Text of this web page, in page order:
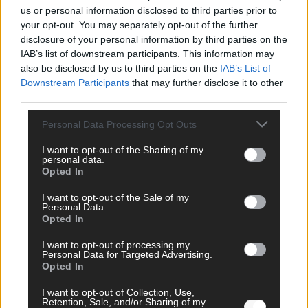
us or personal information disclosed to third parties prior to
your opt-out. You may separately opt-out of the further
disclosure of your personal information by third parties on the
IAB’s list of downstream participants. This information may
also be disclosed by us to third parties on the IAB’s List of
Downstream Participants that may further disclose it to other
Personal Data Processing Opt Outs
I want to opt-out of the Sharing of my
personal data.
Opted In
I want to opt-out of the Sale of my
Personal Data.
Opted In
I want to opt-out of processing my
Personal Data for Targeted Advertising.
Opted In
I want to opt-out of Collection, Use,
Retention, Sale, and/or Sharing of my
Schauspieler glänzte als King
The Masked Singer: Billie Eilish trifft Kuh-Power!
Muuhnika verzaubert mit „Lovely“
The Masked Singer: Rave-Ioli vereint die Welt mit „We
Moon“!
The Masked Singer: Enthüllung: Eine österreichische
Moderatorin verzückte als Eggi
Loving You“ im Yungblud-Style!